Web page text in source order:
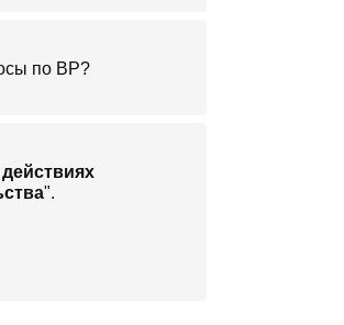
по ВР?
".